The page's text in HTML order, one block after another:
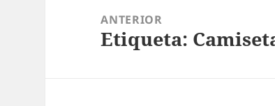
entradas
ANTERIOR
Entrada
Etiqueta: